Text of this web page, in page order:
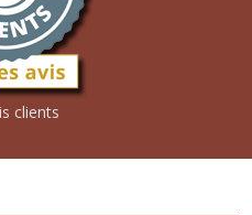
clients